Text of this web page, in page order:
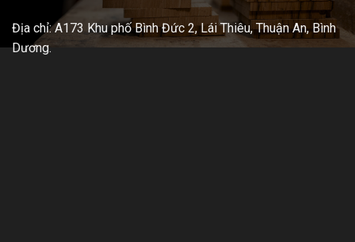
Địa chỉ: A173 Khu phố Bình Đức 2, Lái Thiêu, Thuận An, Bình
Dương.